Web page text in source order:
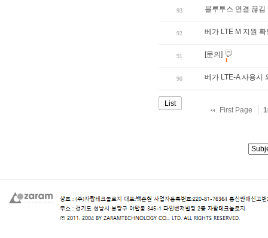
93 블루투스 연결 끊김
92 베가 LTE M 지원 확
91 [문의]
1
90 베가 LTE-A 사용시
List
First Page